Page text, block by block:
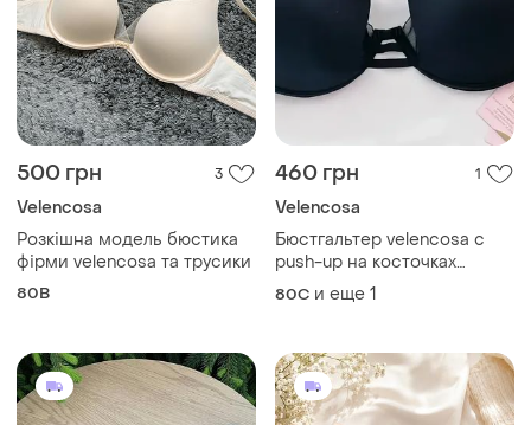
500 грн 3
Velencosa
Розкішна модель бюстика
фірми velencosa та трусики
80B
460 грн 1
Velencosa
Бюстгальтер velencosa с
push-up на косточках
черный (vc6111blcb)
80C и еще 1